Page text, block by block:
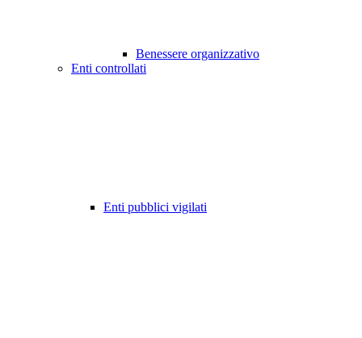
Benessere organizzativo
Enti controllati
Enti pubblici vigilati